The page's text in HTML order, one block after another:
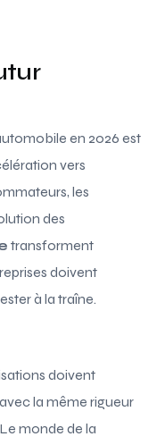
en 2026 est
vers
les
des
transforment
doivent
à la traîne.
doivent
la même rigueur
monde de la